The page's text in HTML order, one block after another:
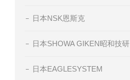
日本NSK恩斯克
日本SHOWA GIKEN昭和技研
日本EAGLESYSTEM